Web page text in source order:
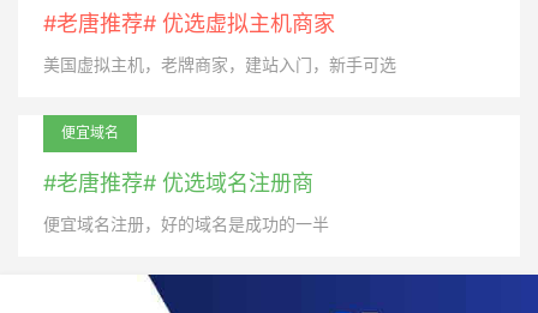
#老唐推荐# 优选虚拟主机商家
美国虚拟主机，老牌商家，建站入门，新手可选
便宜域名
#老唐推荐# 优选域名注册商
便宜域名注册，好的域名是成功的一半